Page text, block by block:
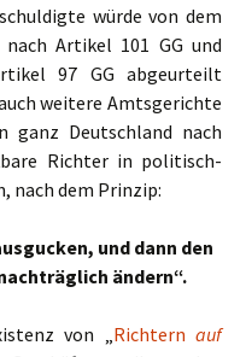
würde von dem
Artikel 101 GG und
97 GG abgeurteilt
weitere Amtsgerichte
ganz Deutschland nach
Richter in politisch-
nach dem Prinzip:
und dann den
ändern“.
von „ Richtern auf